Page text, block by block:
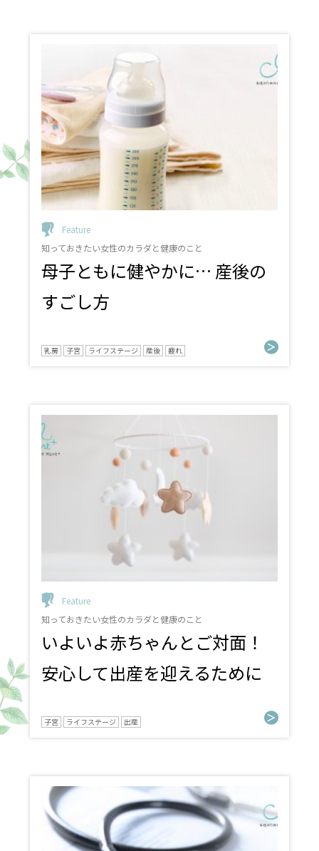
Feature
知っておきたい女性のカラダと健康のこと
母子ともに健やかに… 産後の
すごし方
乳房 子宮 ライフステージ 産後 疲れ
Feature
知っておきたい女性のカラダと健康のこと
いよいよ赤ちゃんとご対面！
安心して出産を迎えるために
子宮 ライフステージ 出産